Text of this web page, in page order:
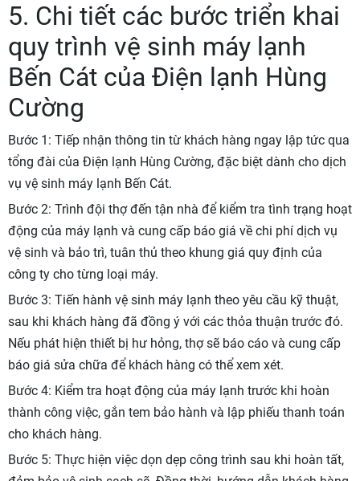
5. Chi tiết các bước triển khai
quy trình vệ sinh máy lạnh
Bến Cát của Điện lạnh Hùng
Cường
Bước 1: Tiếp nhận thông tin từ khách hàng ngay lập tức qua
tổng đài của Điện lạnh Hùng Cường, đặc biệt dành cho dịch
vụ vệ sinh máy lạnh Bến Cát.
Bước 2: Trình đội thợ đến tận nhà để kiểm tra tình trạng hoạt
động của máy lạnh và cung cấp báo giá về chi phí dịch vụ
vệ sinh và bảo trì, tuân thủ theo khung giá quy định của
công ty cho từng loại máy.
Bước 3: Tiến hành vệ sinh máy lạnh theo yêu cầu kỹ thuật,
sau khi khách hàng đã đồng ý với các thỏa thuận trước đó.
Nếu phát hiện thiết bị hư hỏng, thợ sẽ báo cáo và cung cấp
báo giá sửa chữa để khách hàng có thể xem xét.
Bước 4: Kiểm tra hoạt động của máy lạnh trước khi hoàn
thành công việc, gắn tem bảo hành và lập phiếu thanh toán
cho khách hàng.
Bước 5: Thực hiện việc dọn dẹp công trình sau khi hoàn tất,